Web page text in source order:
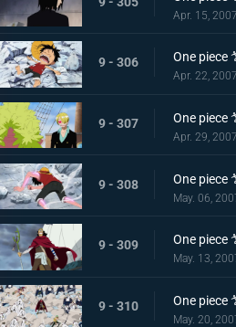
Apr. 15, 2007
9 - 306
Apr. 22, 2007
9 - 307
Apr. 29, 2007
9 - 308
May. 06,
9 - 309
May. 13,
9 - 310
May. 20,